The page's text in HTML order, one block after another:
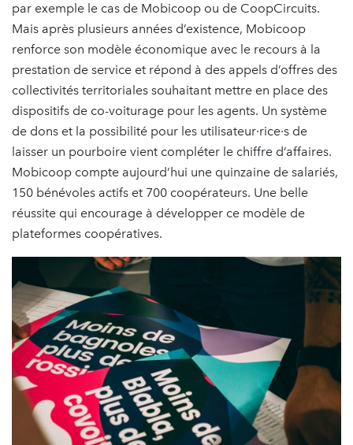
par exemple le cas de Mobicoop ou de CoopCircuits.
Mais après plusieurs années d’existence, Mobicoop
renforce son modèle économique avec le recours à la
prestation de service et répond à des appels d’offres des
collectivités territoriales souhaitant mettre en place des
dispositifs de co-voiturage pour les agents. Un système
de dons et la possibilité pour les utilisateur·rice·s de
laisser un pourboire vient compléter le chiffre d’affaires.
Mobicoop compte aujourd’hui une quinzaine de salariés,
150 bénévoles actifs et 700 coopérateurs. Une belle
réussite qui encourage à développer ce modèle de
plateformes coopératives.